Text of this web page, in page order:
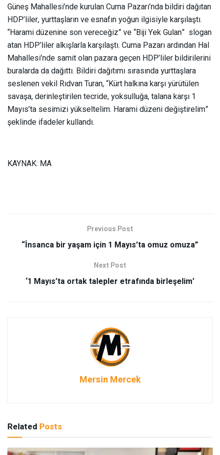
Güneş Mahallesi’nde kurulan Cuma Pazarı’nda bildiri dağıtan
HDP’liler, yurttaşların ve esnafın yoğun ilgisiyle karşılaştı.
“Harami düzenine son vereceğiz” ve “Biji Yek Gulan” slogan
atan HDP’liler alkışlarla karşılaştı. Cuma Pazarı ardından Hal
Mahallesi’nde samit olan pazara geçen HDP’liler bildirilerini
buralarda da dağıttı. Bildiri dağıtımı sırasında yurttaşlara
seslenen vekil Rıdvan Turan, “Kürt halkına karşı yürütülen
savaşa, derinleştirilen tecride, yoksulluğa, talana karşı 1
Mayıs’ta sesimizi yükseltelim. Harami düzeni değiştirelim”
şeklinde ifadeler kullandı.
KAYNAK: MA
Previous Post
“İnsanca bir yaşam için 1 Mayıs’ta omuz omuza”
Next Post
‘1 Mayıs’ta ortak talepler etrafında birleşelim’
Mersin Mercek
Related Posts